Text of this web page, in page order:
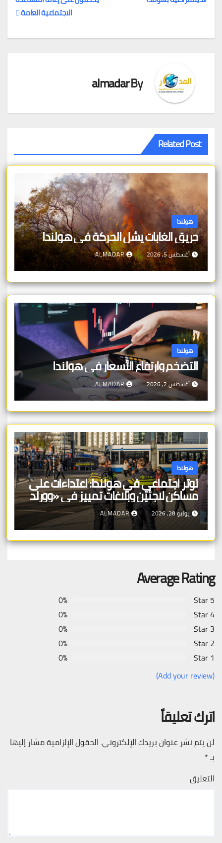
تصفّح
الاجتماعية العامة
By
almadar
Related Post
هولندا
حريق الغابات يشل الحركة في هولندا
أغسطس 5, 2026 ALMADAR
هولندا
التضخم وارتفاع الأسعار في هولندا
أغسطس 2, 2026 ALMADAR
هولندا
توتر اجتماعي في هولندا: اعتداءات على
مساكن لاجئين وبلاغات تمييز في «وورلد
برايد»
يوليو 28, 2026 ALMADAR
Average Rating
5 Star
0%
4 Star
0%
3 Star
0%
2 Star
0%
1 Star
0%
(Add your review)
اترك تعليقاً
لن يتم نشر عنوان بريدك الإلكتروني. الحقول الإلزامية مشار إليها
بـ*
التعليق